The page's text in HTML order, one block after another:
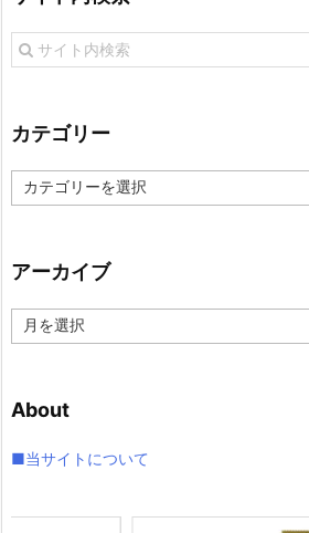
カテゴリー
カ
テ
ー
アーカイブ
ー
ブ
About
■当サイトについて